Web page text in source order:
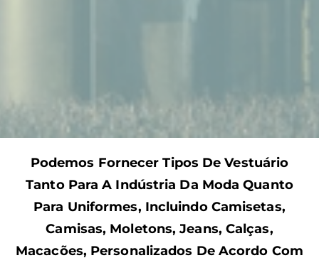
Podemos Fornecer Tipos De Vestuário
Tanto Para A Indústria Da Moda Quanto
Para Uniformes, Incluindo Camisetas,
Camisas, Moletons, Jeans, Calças,
Macacões, Personalizados De Acordo Com